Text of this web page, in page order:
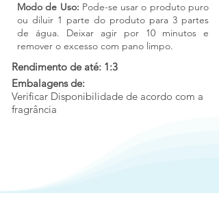
Modo de Uso: Pode-se usar o produto puro
ou diluir 1 parte do produto para 3 partes
de água. Deixar agir por 10 minutos e
remover o excesso com pano limpo.
Rendimento de até: 1:3
Embalagens de:
Verificar Disponibilidade de acordo com a
fragrância